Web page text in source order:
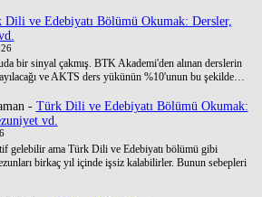
Dili ve Edebiyatı Bölümü Okumak: Dersler,
bir sinyal çakmış. BTK Akademi'den alınan derslerin
ve AKTS ders yükünün %10'unun bu şekilde…
- Türk Dili ve Edebiyatı Bölümü Okumak:
vd.
gelebilir ama Türk Dili ve Edebiyatı bölümü gibi
birkaç yıl içinde işsiz kalabilirler. Bunun sebepleri